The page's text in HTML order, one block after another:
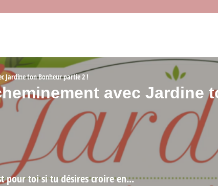
Jardine ton Bonheur partie 2 !
avec Jardine
pour toi si tu désires croire en...